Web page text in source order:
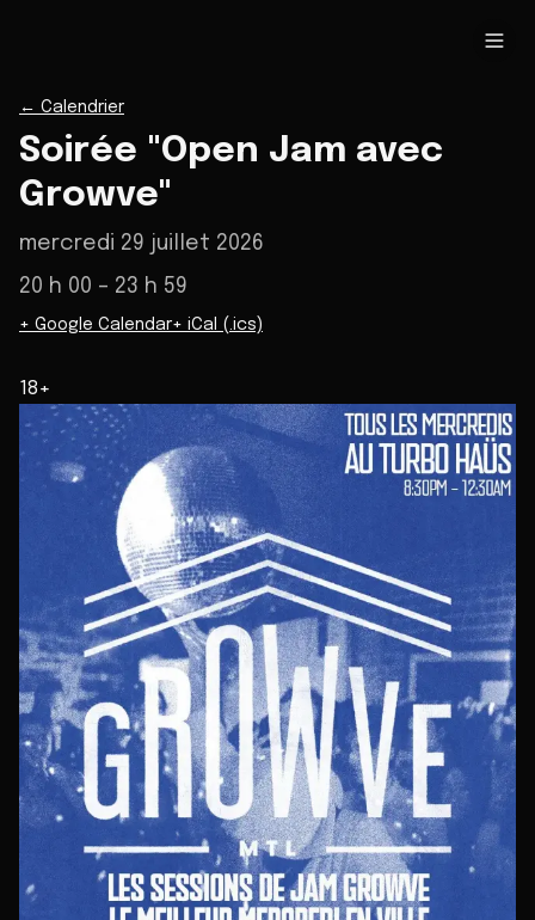
← Calendrier
Soirée "Open Jam avec
Growve"
mercredi 29 juillet 2026
20 h 00 – 23 h 59
+ Google Calendar+ iCal (.ics)
18+